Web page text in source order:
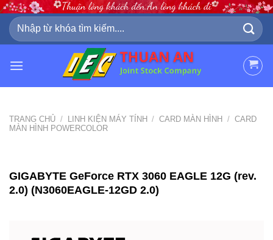
Skip
content
Tìm
kiếm:
TRANG CHỦ / LINH KIỆN MÁY TÍNH / CARD MÀN HÌNH / CARD
MÀN HÌNH POWERCOLOR
GIGABYTE GeForce RTX 3060 EAGLE 12G (rev.
2.0) (N3060EAGLE-12GD 2.0)